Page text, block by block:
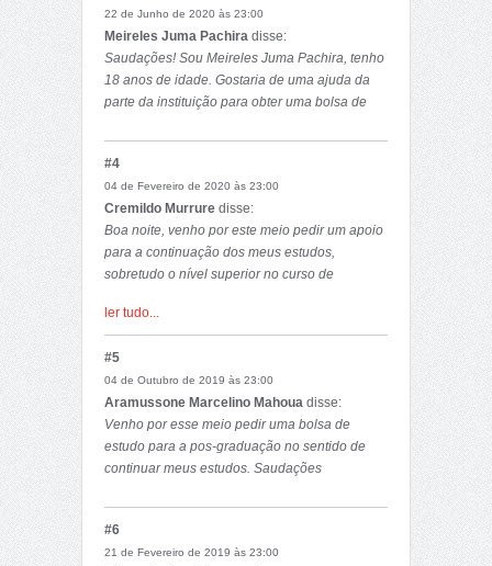
22 de Junho de 2020 às 23:00
Meireles Juma Pachira disse:
Saudações! Sou Meireles Juma Pachira, tenho
18 anos de idade. Gostaria de uma ajuda da
parte da instituição para obter uma bolsa de
#4
04 de Fevereiro de 2020 às 23:00
Cremildo Murrure disse:
Boa noite, venho por este meio pedir um apoio
para a continuação dos meus estudos,
sobretudo o nível superior no curso de
curso mas não possuo condições, possuo
notas que prometem no meu nível médio.
Agradeceria bastante se apoiassem-me.
ler tudo...
#5
04 de Outubro de 2019 às 23:00
Aramussone Marcelino Mahoua disse:
Venho por esse meio pedir uma bolsa de
estudo para a pos-graduação no sentido de
continuar meus estudos. Saudações
#6
21 de Fevereiro de 2019 às 23:00